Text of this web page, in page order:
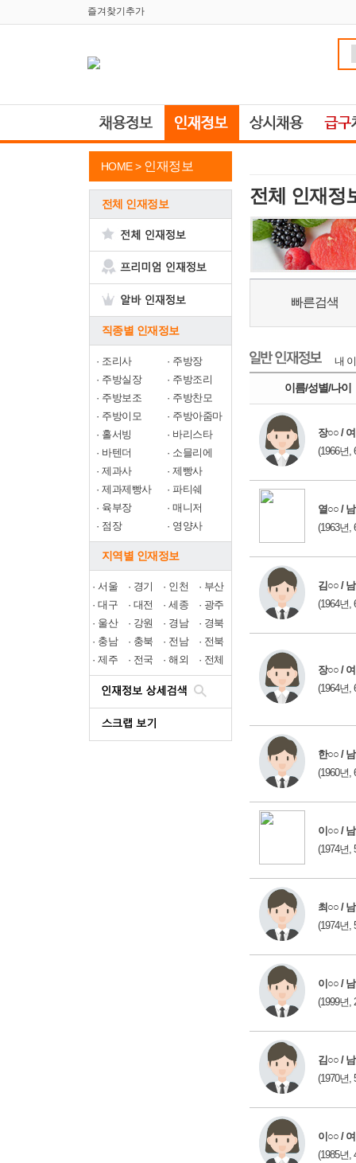
즐겨찾기추가
HOME > 인재정보
전체 인재정보
직종별 인재정보
· 조리사 · 주방장
· 주방실장 · 주방조리
· 주방보조 · 주방찬모
· 주방이모 · 주방아줌마
· 홀서빙 · 바리스타
· 바텐더 · 소믈리에
·제과사 ·제빵사
·제과제빵사 ·파티쉐
· 육부장 ·매니저
· 점장 · 영양사
지역별 인재정보
· 서울 · 경기 · 인천 · 부산
· 대구 · 대전 · 세종 · 광주
· 울산 · 강원 · 경남 · 경북
· 충남 · 충북 · 전남 · 전북
· 제주 · 전국 · 해외 · 전체
전체 인재정
빠른검색
내
이름/성별/나이
장○○ / 여
(1966년,
열○○ / 남
(1963년,
김○○ / 남
(1964년,
장○○ / 여
(1964년,
한○○ / 남
(1960년,
이○○ / 남
(1974년,
최○○ / 남
(1974년,
이○○ / 남
(1999년,
김○○ / 남
(1970년,
이○○ / 여
(1985년,